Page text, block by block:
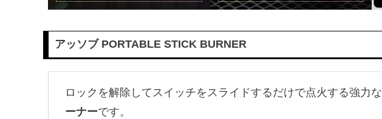
アッソブ PORTABLE STICK BURNER
ロックを解除してスイッチをスライドするだけで点火する強力な
ーナーです。